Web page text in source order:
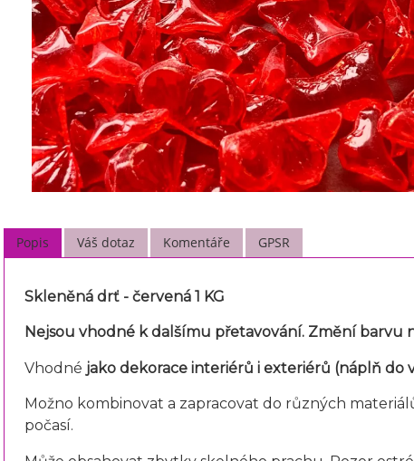
Popis Váš dotaz Komentáře GPSR
Skleněná drť - červená 1 KG
Nejsou vhodné k dalšímu přetavování. Změní barvu
Vhodné jako dekorace interiérů i exteriérů (náplň do
Možno kombinovat a zapracovat do různých
počasí.